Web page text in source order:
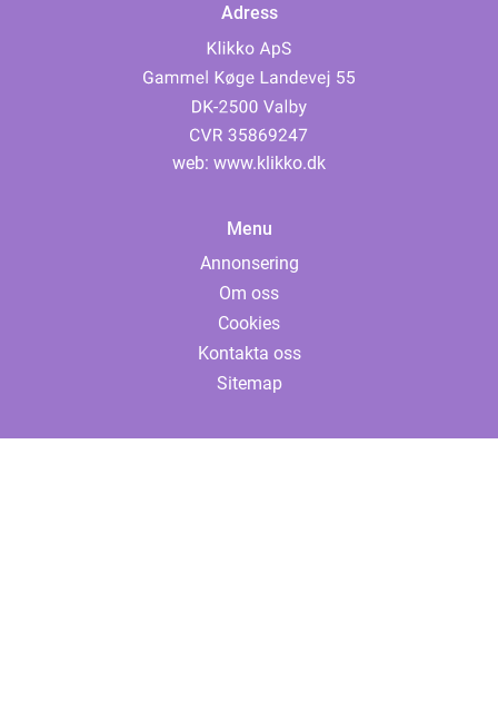
Adress
web: www.klikko.dk
Menu
Annonsering
Om oss
Cookies
Kontakta oss
Sitemap